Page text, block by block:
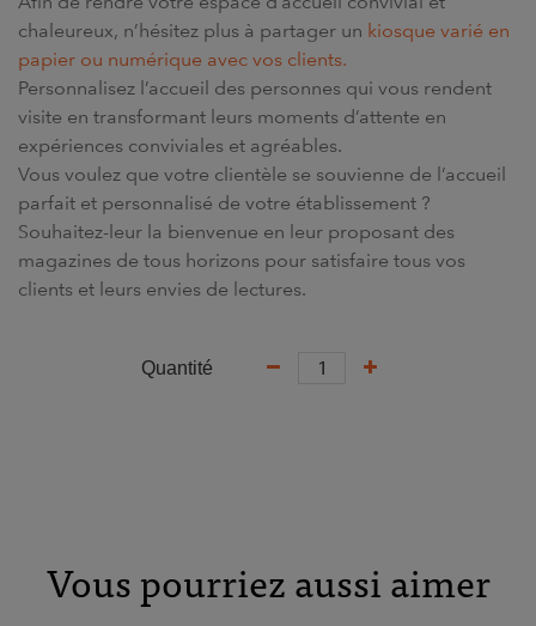
chaleureux, n’hésitez plus à partager un kiosque varié en
papier ou numérique avec vos clients.
Personnalisez l’accueil des personnes qui vous rendent
visite en transformant leurs moments d’attente en
expériences conviviales et agréables.
Vous voulez que votre clientèle se souvienne de l’accueil
parfait et personnalisé de votre établissement ?
Souhaitez-leur la bienvenue en leur proposant des
magazines de tous horizons pour satisfaire tous vos
clients et leurs envies de lectures.
Quantité
Vous pourriez aussi aimer